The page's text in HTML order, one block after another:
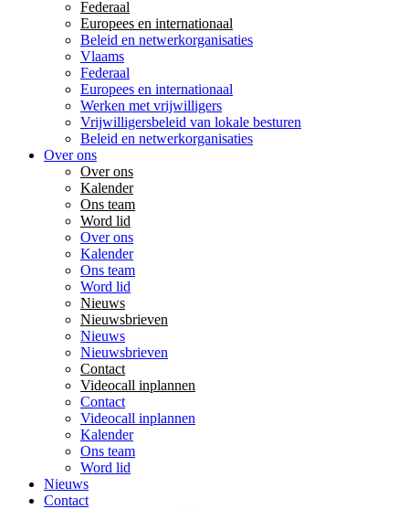
Federaal
Europees en internationaal
Beleid en netwerkorganisaties
Vlaams
Federaal
Europees en internationaal
Werken met vrijwilligers
Vrijwilligersbeleid van lokale besturen
Beleid en netwerkorganisaties
Over ons
Over ons
Kalender
Ons team
Word lid
Over ons
Kalender
Ons team
Word lid
Nieuws
Nieuwsbrieven
Nieuws
Nieuwsbrieven
Contact
Videocall inplannen
Contact
Videocall inplannen
Kalender
Ons team
Word lid
Nieuws
Contact